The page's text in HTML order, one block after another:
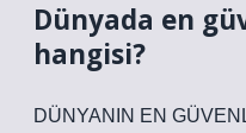
Dünyada en
hangisi?
DÜNYANIN EN